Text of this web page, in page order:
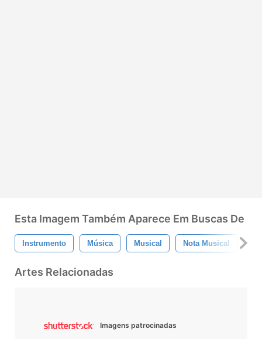
Esta Imagem Também Aparece Em Buscas De
Instrumento Música Musical Nota Musical
Artes Relacionadas
Imagens patrocinadas